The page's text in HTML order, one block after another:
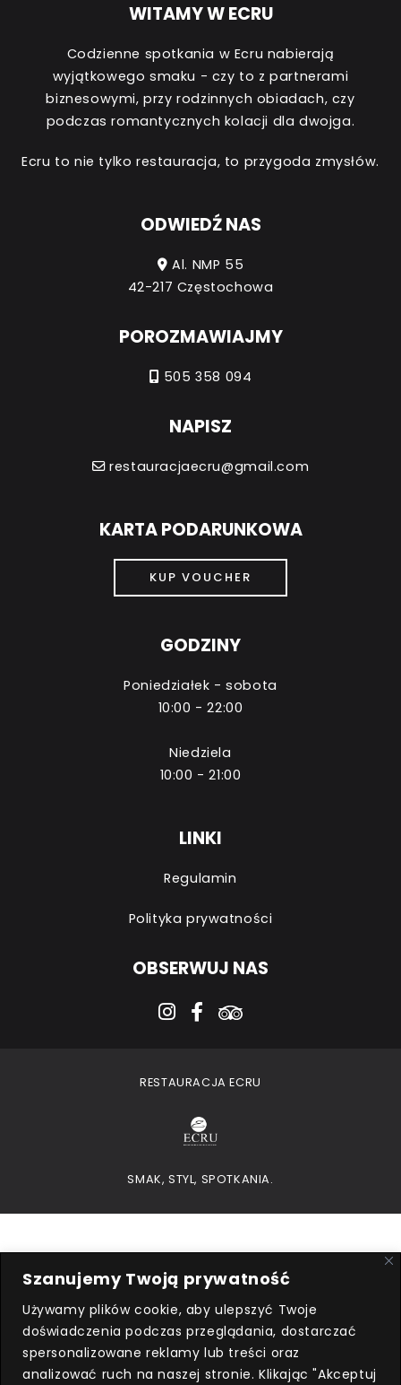
Szanujemy Twoją prywatność
Używamy plików cookie, aby ulepszyć Twoje
doświadczenia podczas przeglądania, dostarczać
spersonalizowane reklamy lub treści oraz
analizować ruch na naszej stronie. Klikając "Akceptuj
WITAMY W ECRU
Codzienne spotkania w Ecru nabierają
wyjątkowego smaku - czy to z partnerami
biznesowymi, przy rodzinnych obiadach, czy
podczas romantycznych kolacji dla dwojga.
Ecru to nie tylko restauracja, to przygoda zmysłów.
ODWIEDŹ NAS
Al. NMP 55
42-217 Częstochowa
POROZMAWIAJMY
505 358 094
NAPISZ
restauracjaecru@gmail.com
KARTA PODARUNKOWA
KUP VOUCHER
GODZINY
Poniedziałek - sobota
10:00 - 22:00
Niedziela
10:00 - 21:00
LINKI
Regulamin
Polityka prywatności
OBSERWUJ NAS
instagram
facebook-f
tripadvisor
RESTAURACJA ECRU
SMAK, STYL, SPOTKANIA.
Przedsiębiorca uzyskał subwencję
finansową w ramach programu